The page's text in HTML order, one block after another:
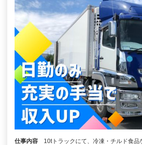
仕事内容
10tトラックにて、冷凍・チルド食品